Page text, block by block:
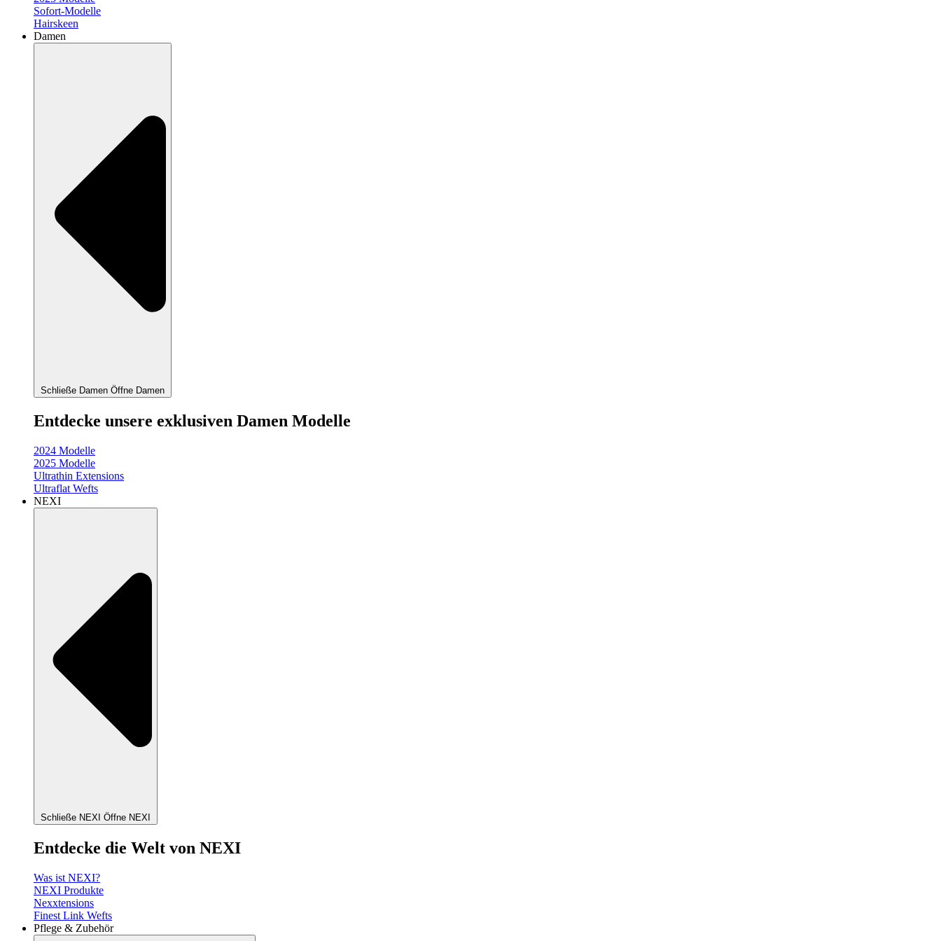
Sofort-Modelle
Hairskeen
Damen
Schließe Damen Öffne Damen
Entdecke unsere exklusiven Damen Modelle
2024 Modelle
2025 Modelle
Ultrathin Extensions
Ultraflat Wefts
NEXI
Schließe NEXI Öffne NEXI
Entdecke die Welt von NEXI
Was ist NEXI?
NEXI Produkte
Nexxtensions
Finest Link Wefts
Pflege & Zubehör